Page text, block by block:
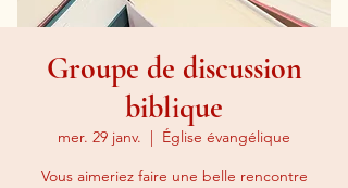
Groupe de discussion
biblique
mer. 29 janv.
  |
Église évangélique
Vous aimeriez faire une belle rencontre